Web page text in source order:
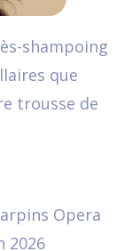
shampoing
que
trousse de